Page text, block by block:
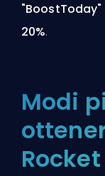
20%.
Modi